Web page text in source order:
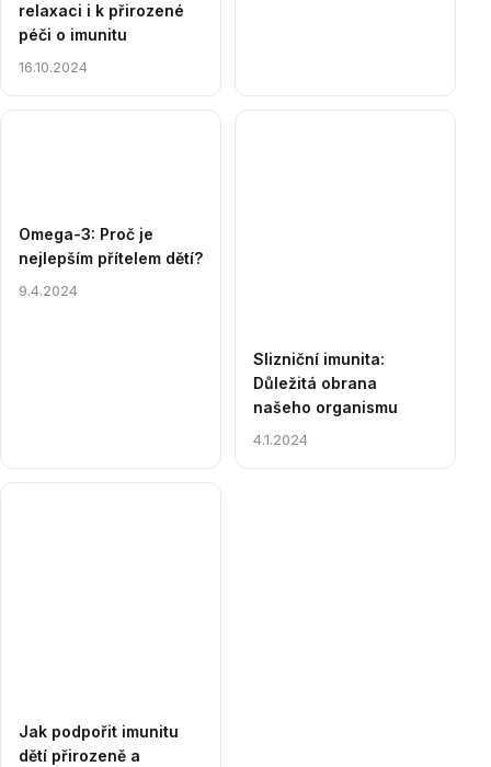
relaxaci i k přirozené
péči o imunitu
16.10.2024
Omega-3: Proč je
nejlepším přítelem dětí?
9.4.2024
Slizniční imunita:
Důležitá obrana
našeho organismu
4.1.2024
Jak podpořit imunitu
dětí přirozeně a